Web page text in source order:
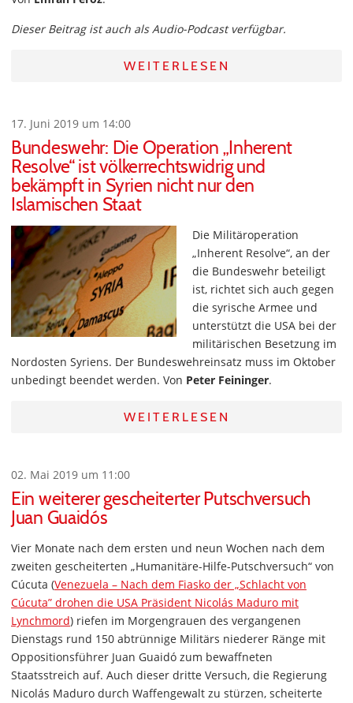
Dieser Beitrag ist auch als Audio-Podcast verfügbar.
WEITERLESEN
17. Juni 2019 um 14:00
Bundeswehr: Die Operation „Inherent
Resolve“ ist völkerrechtswidrig und
bekämpft in Syrien nicht nur den
Islamischen Staat
Die Militäroperation
„Inherent Resolve“, an der
die Bundeswehr beteiligt
ist, richtet sich auch gegen
die syrische Armee und
unterstützt die USA bei der
militärischen Besetzung im
Nordosten Syriens. Der Bundeswehreinsatz muss im Oktober
unbedingt beendet werden. Von Peter Feininger.
WEITERLESEN
02. Mai 2019 um 11:00
Ein weiterer gescheiterter Putschversuch
Juan Guaidós
Vier Monate nach dem ersten und neun Wochen nach dem
zweiten gescheiterten „Humanitäre-Hilfe-Putschversuch“ von
Cúcuta (Venezuela – Nach dem Fiasko der „Schlacht von
Cúcuta” drohen die USA Präsident Nicolás Maduro mit
Lynchmord) riefen im Morgengrauen des vergangenen
Dienstags rund 150 abtrünnige Militärs niederer Ränge mit
Oppositionsführer Juan Guaidó zum bewaffneten
Staatsstreich auf. Auch dieser dritte Versuch, die Regierung
Nicolás Maduro durch Waffengewalt zu stürzen, scheiterte